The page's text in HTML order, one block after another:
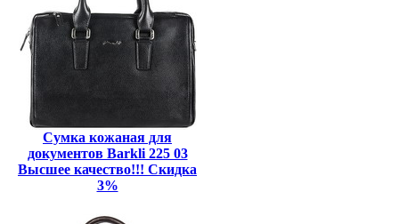
Сумка кожаная для
документов Barkli 225 03
Высшее качество!!! Скидка
3%